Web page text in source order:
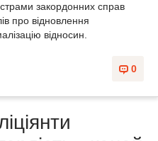
закордонних справ
про відновлення
відносин.
0